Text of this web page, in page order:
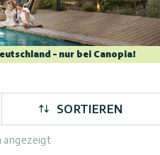
– nur bei Canopia!
SORTIEREN
angezeigt